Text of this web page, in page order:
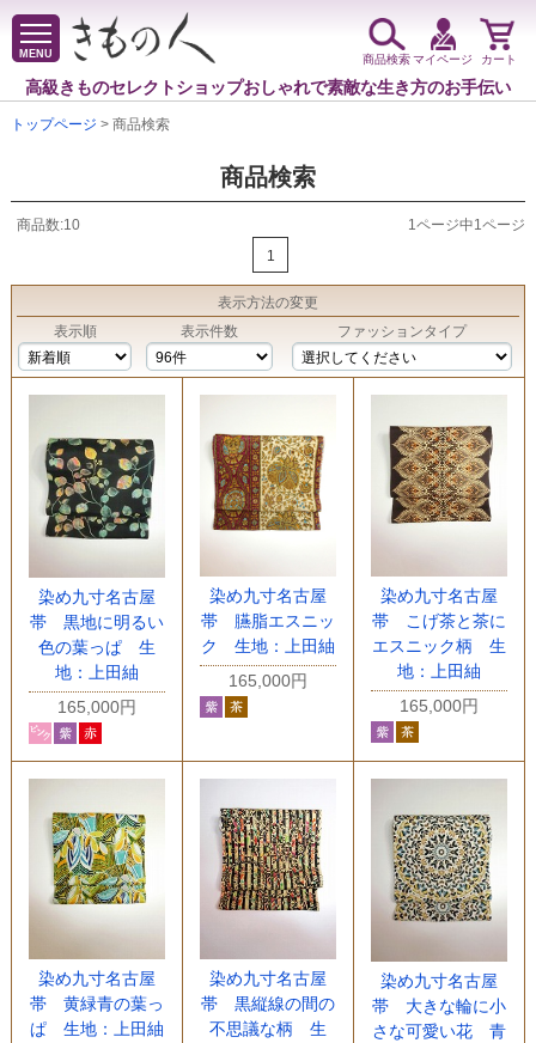
MENU
高級きものセレクトショップおしゃれで素敵な生き方のお手伝い
商品検索マイページ カート
トップページ > 商品検索
商品検索
商品数:10
1ページ中1ページ
1
表示方法の変更
表示順
表示件数 ファッションタイプ
染め九寸名古屋
帯 黒地に明るい
色の葉っぱ 生
地：上田紬
165,000円
染め九寸名古屋
帯 臙脂エスニッ
ク 生地：上田紬
165,000円
染め九寸名古屋
帯 こげ茶と茶に
エスニック柄 生
地：上田紬
165,000円
染め九寸名古屋
帯 黄緑青の葉っ
ぱ 生地：上田紬
染め九寸名古屋
帯 黒縦線の間の
不思議な柄 生
染め九寸名古屋
帯 大きな輪に小
さな可愛い花 青